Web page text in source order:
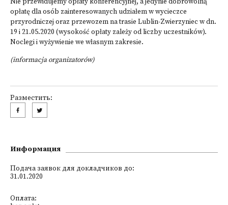
Nie przewidujemy opłaty konferencyjnej, a jedynie dobrowolną
opłatę dla osób zainteresowanych udziałem w wycieczce
przyrodniczej oraz przewozem na trasie Lublin-Zwierzyniec w dn.
19 i 21.05.2020 (wysokość opłaty zależy od liczby uczestników).
Noclegi i wyżywienie we własnym zakresie.
(informacja organizatorów)
Разместить:
Информация
Подача заявок для докладчиков до:
31.01.2020
Оплата: